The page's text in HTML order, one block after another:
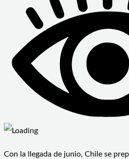
Con la llegada de junio, Chile se